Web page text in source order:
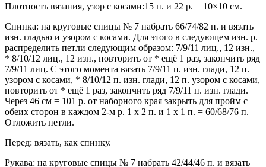
Плотность вязания, узор с косами:15 п. и 22 р. = 10×10 см.
Спинка: на круговые спицы № 7 набрать 66/74/82 п. и вязать
изн. гладью и узором с косами. Для этого в следующем изн. р.
распределить петли следующим образом: 7/9/11 лиц., 12 изн.,
* 8/10/12 лиц., 12 изн., повторить от * ещё 1 раз, закончить ряд
7/9/11 лиц. С этого момента вязать 7/9/11 п. изн. глади, 12 п.
узором с косами, * 8/10/12 п. изн. глади, 12 п. узором с косами,
повторить от * ещё 1 раз, закончить ряд 7/9/11 п. изн. глади.
Через 46 см = 101 р. от наборного края закрыть для пройм с
обеих сторон в каждом 2-м р. 1 х 2 п. и 1 х 1 п. = 60/68/76 п.
Отложить петли.
Перед: вязать, как спинку.
Рукава: на круговые спицы № 7 набрать 42/44/46 п. и вязать